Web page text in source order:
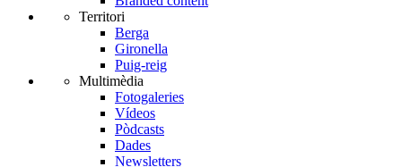
Territori
Berga
Gironella
Puig-reig
Multimèdia
Fotogaleries
Vídeos
Pòdcasts
Dades
Newsletters